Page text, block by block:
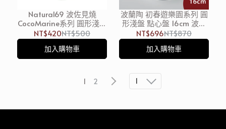
Natural69 波佐見燒
CocoMarine系列 圓形淺盤
前菜碟 13cm 海鰻 日本製
NT$420NT$500
加入購物車
波蘭陶 初春遊樂園系列 圓
形淺盤 點心盤 16cm 波蘭
手工製
NT$696NT$870
加入購物車
1 2 1